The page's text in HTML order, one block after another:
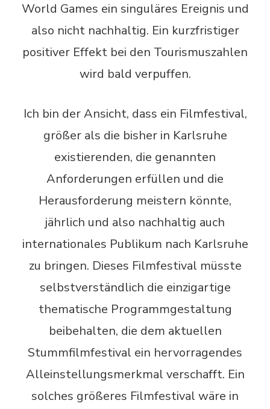
World Games ein singuläres Ereignis und
also nicht nachhaltig. Ein kurzfristiger
positiver Effekt bei den Tourismuszahlen
wird bald verpuffen.
Ich bin der Ansicht, dass ein Filmfestival,
größer als die bisher in Karlsruhe
existierenden, die genannten
Anforderungen erfüllen und die
Herausforderung meistern könnte,
jährlich und also nachhaltig auch
internationales Publikum nach Karlsruhe
zu bringen. Dieses Filmfestival müsste
selbstverständlich die einzigartige
thematische Programmgestaltung
beibehalten, die dem aktuellen
Stummfilmfestival ein hervorragendes
Alleinstellungsmerkmal verschafft. Ein
solches größeres Filmfestival wäre in